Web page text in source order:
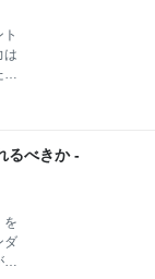
ミ
は
」
か
ま
も
るべきか -
を
ダ
、